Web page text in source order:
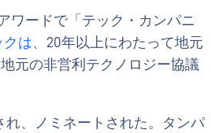
ワードで「テック・カンパニ
クは、20年以上にわたって地元
元の非営利テクノロジー協議
れ、ノミネートされた。タンパ